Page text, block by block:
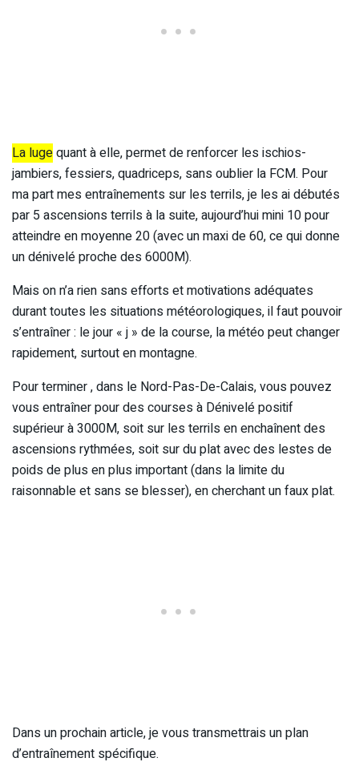
La lugequant à elle, permet de renforcer les ischios-
jambiers, fessiers, quadriceps, sans oublier la FCM. Pour
ma part mes entraînements sur les terrils, je les ai débutés
par 5 ascensions terrils à la suite, aujourd’hui mini 10 pour
atteindre en moyenne 20 (avec un maxi de 60, ce qui donne
un dénivelé proche des 6000M).
Mais on n’a rien sans efforts et motivations adéquates
durant toutes les situations météorologiques, il faut pouvoir
s’entraîner : le jour « j » de la course, la météo peut changer
rapidement, surtout en montagne.
Pour terminer , dans le Nord-Pas-De-Calais, vous pouvez
vous entraîner pour des courses à Dénivelé positif
supérieur à 3000M, soit sur les terrils en enchaînent des
ascensions rythmées, soit sur du plat avec des lestes de
poids de plus en plus important (dans la limite du
raisonnable et sans se blesser), en cherchant un faux plat.
Dans un prochain article, je vous transmettrais un plan
d’entraînement spécifique.